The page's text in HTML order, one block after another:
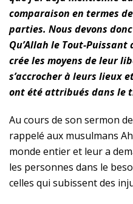
comparaison en termes
parties. Nous devons
Qu’Allah le Tout-
crée les moyens de leur
s’accrocher à leurs lieux
ont été attribués dans le
Au cours de son sermon
rappelé aux musulmans
monde entier et leur a
les personnes dans le
celles qui subissent des